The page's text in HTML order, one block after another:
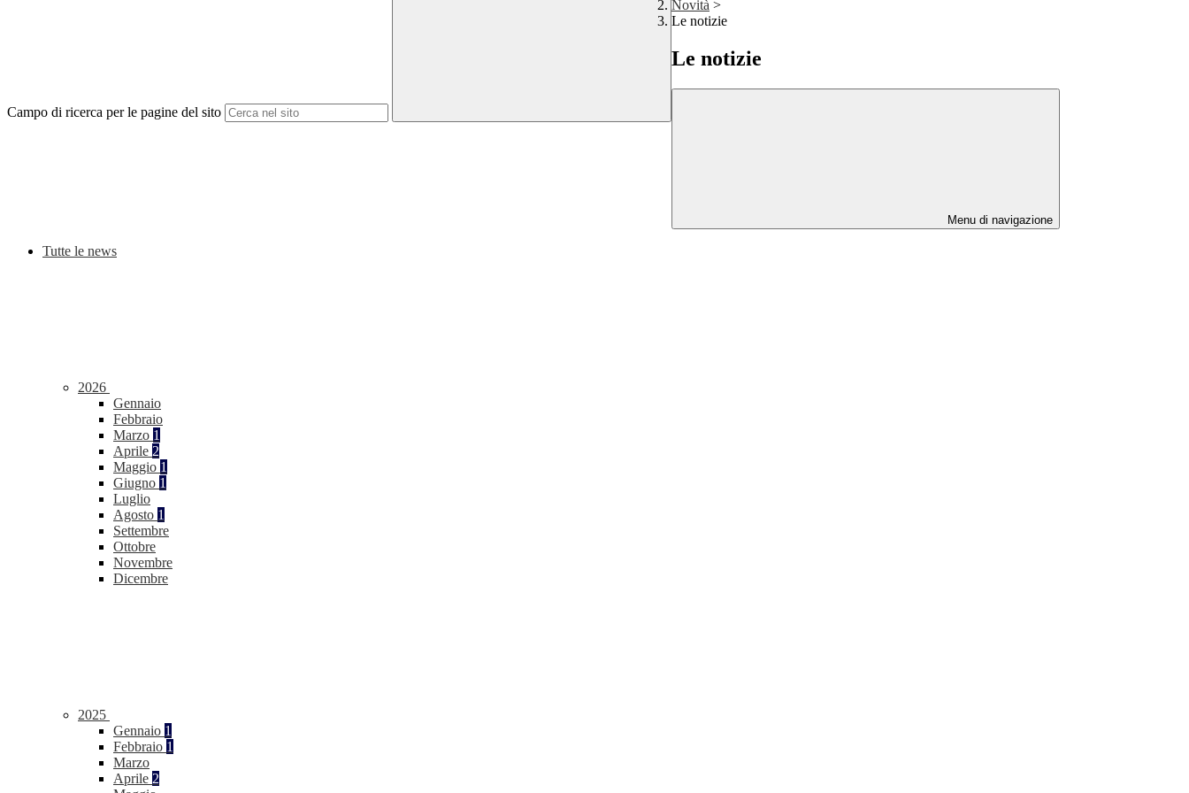
Campo di ricerca per le pagine del sito
Novità >
Le notizie
Le notizie
Menu di navigazione
Tutte le news
2026
Gennaio
Febbraio
Marzo 1
Aprile 2
Maggio 1
Giugno 1
Luglio
Agosto 1
Settembre
Ottobre
Novembre
Dicembre
2025
Gennaio 1
Febbraio 1
Marzo
Aprile 2